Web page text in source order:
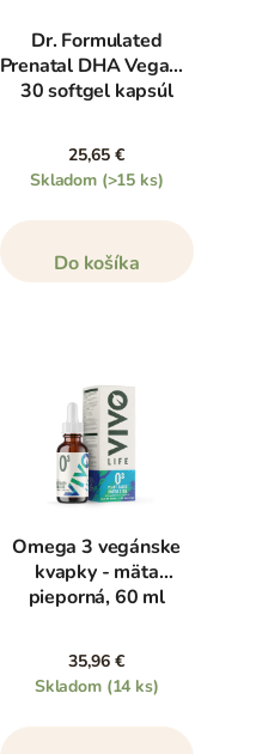
Dr. Formulated
Prenatal DHA Vegan –
30 softgel kapsúl
25,65 €
Skladom (>15 ks)
Do košíka
Omega 3 vegánske
kvapky - mäta
pieporná, 60 ml
35,96 €
Skladom (14 ks)